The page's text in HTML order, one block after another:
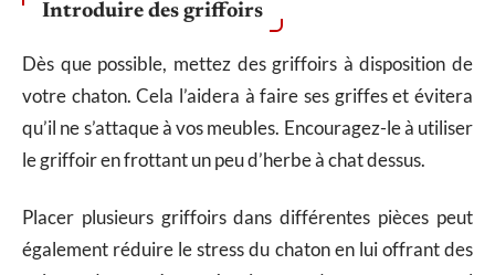
Introduire des griffoirs
Dès que possible, mettez des griffoirs à disposition de
votre chaton. Cela l’aidera à faire ses griffes et évitera
qu’il ne s’attaque à vos meubles. Encouragez-le à utiliser
le griffoir en frottant un peu d’herbe à chat dessus.
Placer plusieurs griffoirs dans différentes pièces peut
également réduire le stress du chaton en lui offrant des